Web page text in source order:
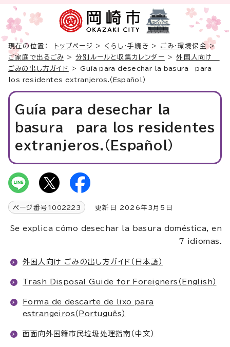
現在の位置： トップページ > くらし・手続き > ごみ・環境保全 >
ご家庭で出るごみ >分別ルールと収集カレンダー >外国人向け
ごみの出し方ガイド
>Guía para desechar la basura para
los residentes extranjeros.（Español）
Guía para desechar la
basura para los residentes
extranjeros.（Español）
ページ番号 1002223 更新日 2026年3月5日
Se explica cómo desechar la basura doméstica, en
7 idiomas.
外国人向け ごみの出し方ガイド（日本語）
Trash Disposal Guide for Foreigners（English）
Forma de descarte de lixo para
estrangeiros（Português）
面面向外国籍市民垃圾处理指南（中文）